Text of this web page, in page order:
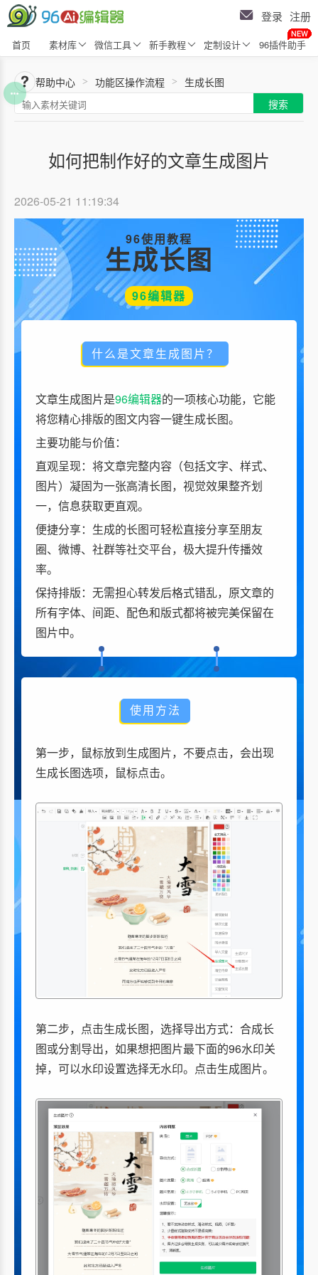
首页 素材库 微信工具 新手教程 定制设计 96插件助手
登录 注册
帮助中心 > 功能区操作流程 >
生成长图
搜索
如何把制作好的文章生成图片
2026-05-21 11:19:34
96使用教程
生成长图
96编辑器
什么是文章生成图片？
文章生成图片是96编辑器的一项核心功能，它能
将您精心排版的图文内容一键生成长图。
主要功能与价值：
直观呈现：将文章完整内容（包括文字、样式、
图片）凝固为一张高清长图，视觉效果整齐划
一，信息获取更直观。
便捷分享：生成的长图可轻松直接分享至朋友
圈、微博、社群等社交平台，极大提升传播效
率。
保持排版：无需担心转发后格式错乱，原文章的
所有字体、间距、配色和版式都将被完美保留在
图片中。
使用方法
第一步，鼠标放到生成图片，不要点击，会出现
生成长图选项，鼠标点击。
第二步，点击生成长图，选择导出方式：合成长
图或分割导出，如果想把图片最下面的96水印关
掉，可以水印设置选择无水印。点击生成图片。